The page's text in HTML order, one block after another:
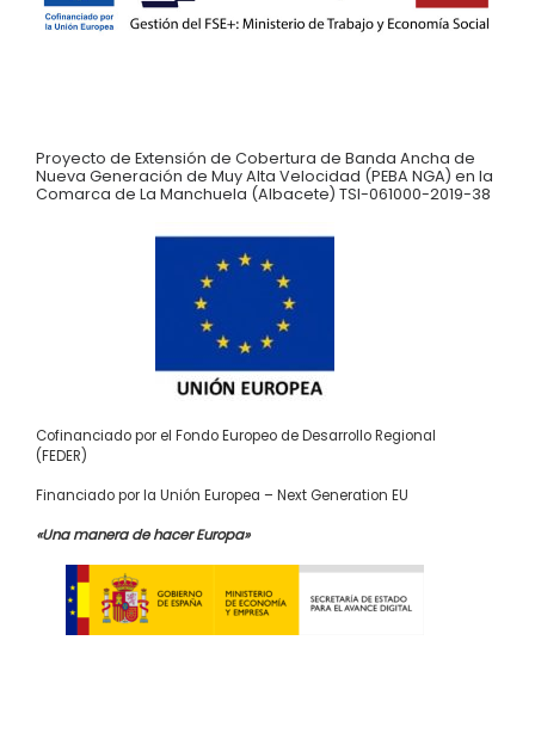
Proyecto de Extensión de Cobertura de Banda Ancha de
Nueva Generación de Muy Alta Velocidad (PEBA NGA) en la
Comarca de La Manchuela (Albacete) TSI-061000-2019-38
Cofinanciado por el Fondo Europeo de Desarrollo Regional
(FEDER)
Financiado por la Unión Europea – Next Generation EU
«Una manera de hacer Europa»